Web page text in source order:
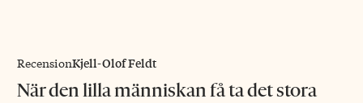
RecensionKjell-Olof Feldt
När den lilla människan få ta det stora